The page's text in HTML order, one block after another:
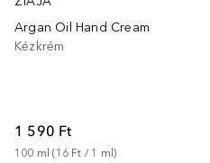
Argan Oil Hand Cream
Kézkrém
1 590 Ft
100 ml (16 Ft / 1 ml)